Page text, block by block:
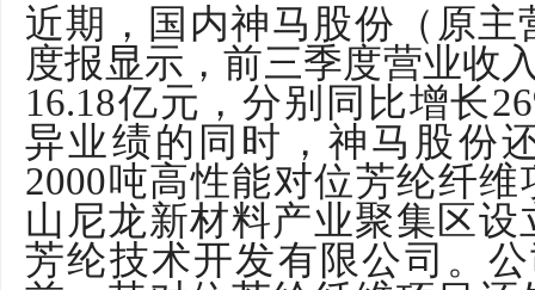
近期，国内神马股份（原主
度报显示，前三季度营业收
16.18亿元，分别同比增长
异业绩的同时，神马股份
2000吨高性能对位芳纶纤
山尼龙新材料产业聚集区
芳纶技术开发有限公司。